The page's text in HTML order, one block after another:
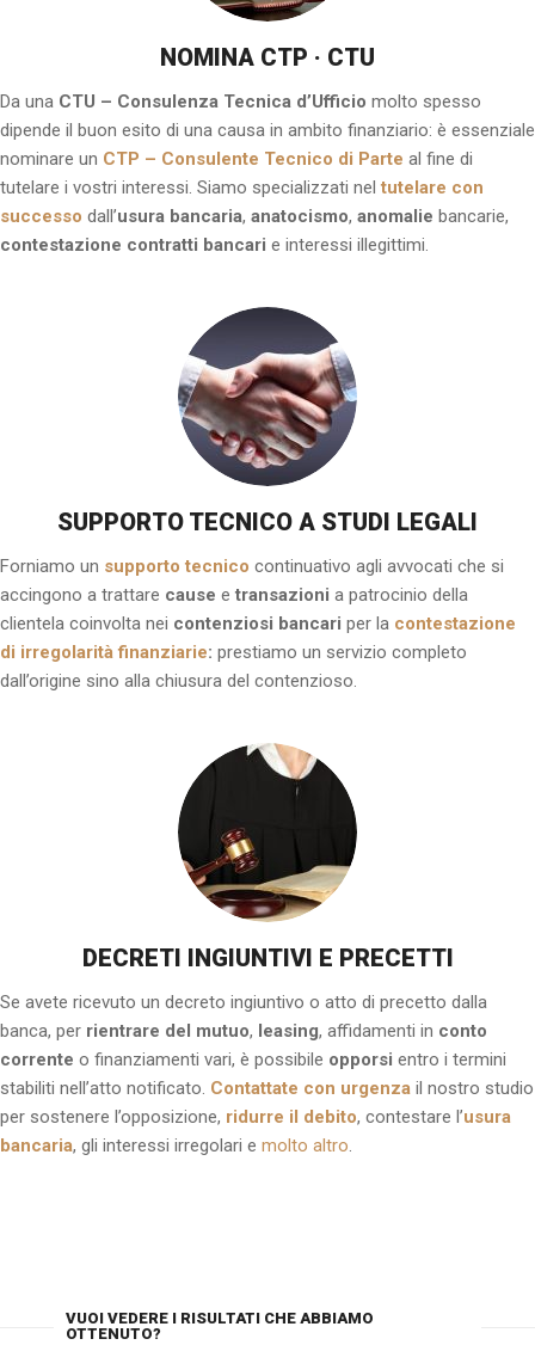
NOMINA CTP · CTU
Da una CTU – Consulenza Tecnica d’Ufficio molto spesso
dipende il buon esito di una causa in ambito finanziario: è essenziale
nominare un CTP – Consulente Tecnico di Parte al fine di
tutelare i vostri interessi. Siamo specializzati neltutelare con
successo dall’usura bancaria, anatocismo, anomalie bancarie,
contestazione contratti bancari e interessi illegittimi.
SUPPORTO TECNICO A STUDI LEGALI
Forniamo un supporto tecnico continuativo agli avvocati che si
accingono a trattare cause e transazioni a patrocinio della
clientela coinvolta nei contenziosi bancari per la contestazione
di irregolarità finanziarie: prestiamo un servizio completo
dall’origine sino alla chiusura del contenzioso.
DECRETI INGIUNTIVI E PRECETTI
Se avete ricevuto un decreto ingiuntivo o atto di precetto dalla
banca, per rientrare del mutuo, leasing, affidamenti in conto
corrente o finanziamenti vari, è possibile opporsi entro i termini
stabiliti nell’atto notificato. Contattate con urgenza il nostro studio
per sostenere l’opposizione, ridurre il debito, contestare l’usura
bancaria, gli interessi irregolari e molto altro.
VUOI VEDERE I RISULTATI CHE ABBIAMO
OTTENUTO?